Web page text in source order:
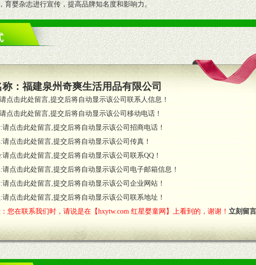
育婴杂志进行宣传，提高品牌知名度和影响力。
售喷绘画、促销架等销售道具。
体营销策略。
要市场支持。
销售人员全程跟踪服务，以确保产品顺利销售。
职或兼职的业务代表及终端导购支持。
例退换货政策。
定比例调换政策。
：本着对代理商负责的态度，我们将及时回复您的疑问。
题或消费者意见反馈，我们予以及时受理记录并合理妥善解决。
况，帮您诊断、分析市场，及时收编销售效果显着的案例，与您共商启动市场。
实力。
点和销售渠道。
称：福建泉州奇爽生活用品有限公司
请点击此处留言,提交后将自动显示该公司联系人信息！
请点击此处留言,提交后将自动显示该公司移动电话！
请点击此处留言,提交后将自动显示该公司招商电话！
请点击此处留言,提交后将自动显示该公司传真！
请点击此处留言,提交后将自动显示该公司联系QQ！
请点击此处留言,提交后将自动显示该公司电子邮箱信息！
请点击此处留言,提交后将自动显示该公司企业网站！
请点击此处留言,提交后将自动显示该公司联系地址！
您在联系我们时，请说是在【hxytw.com 红星婴童网】上看到的，谢谢！ 立刻留言